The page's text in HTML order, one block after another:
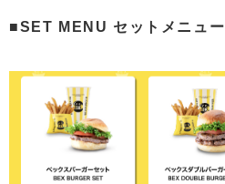
■SET MENU セットメニュー